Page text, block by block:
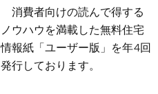
消費者向けの読んで得する
ノウハウを満載した無料住宅
情報紙「ユーザー版」を年4回
発行しております。